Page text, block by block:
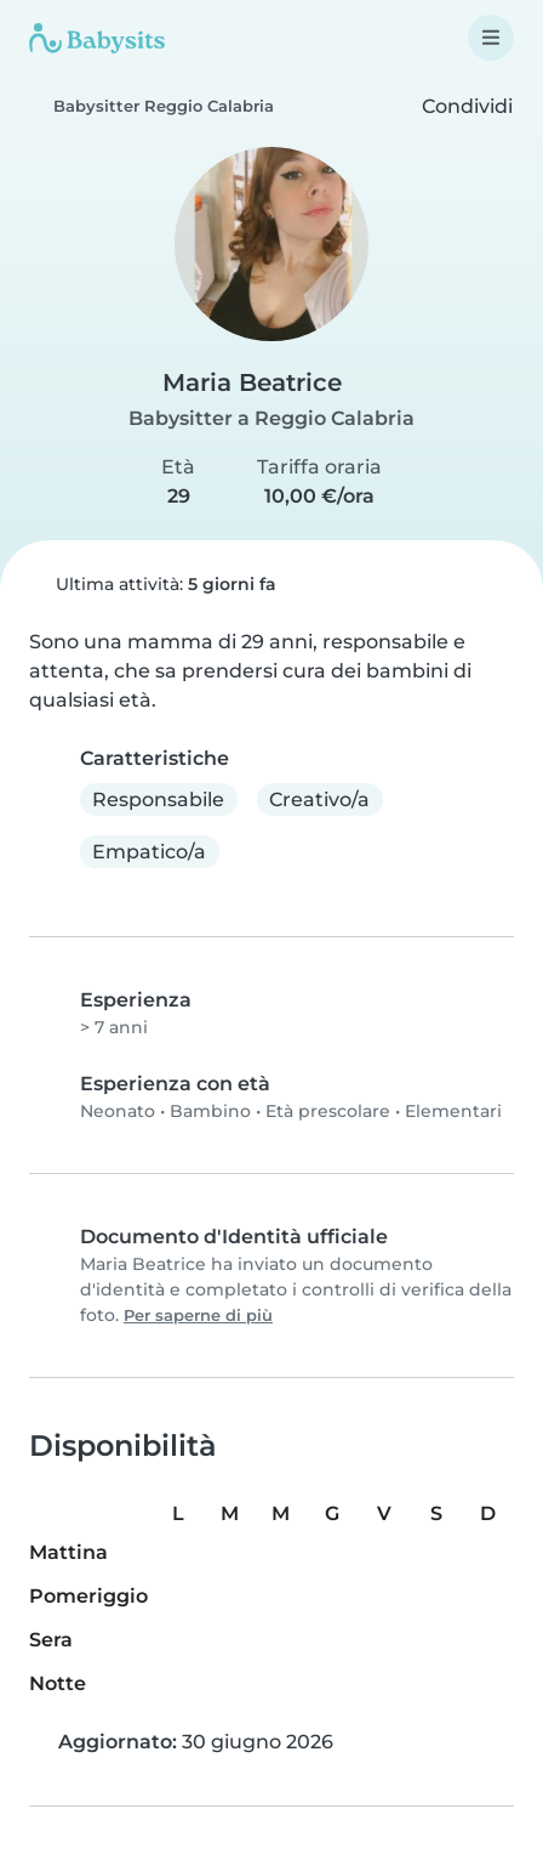
Babysitter Reggio Calabria Condividi
Maria Beatrice
Babysitter a Reggio Calabria
Età
29
Tariffa oraria
10,00 €/ora
Ultima attività: 5 giorni fa
Sono una mamma di 29 anni, responsabile e
attenta, che sa prendersi cura dei bambini di
qualsiasi età.
Caratteristiche
Responsabile
Creativo/a
Empatico/a
Esperienza
> 7 anni
Esperienza con età
Neonato • Bambino • Età prescolare • Elementari
Documento d'Identità ufficiale
Maria Beatrice ha inviato un documento
d'identità e completato i controlli di verifica della
foto. Per saperne di più
Disponibilità
L M M G V S
D
Mattina
Pomeriggio
Sera
Notte
Aggiornato: 30 giugno 2026